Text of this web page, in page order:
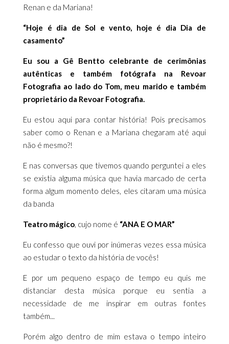
Renan e da Mariana!
“Hoje é dia de Sol e vento, hoje é dia Dia de
casamento”
Eu sou a Gê Bentto celebrante de cerimônias
autênticas e também fotógrafa na Revoar
Fotografia ao lado do Tom, meu marido e também
proprietário da Revoar Fotografia.
Eu estou aqui para contar história! Pois precisamos
saber como o Renan e a Mariana chegaram até aqui
não é mesmo?!
E nas conversas que tivemos quando perguntei a eles
se existia alguma música que havia marcado de certa
forma algum momento deles, eles citaram uma música
da banda
Teatro mágico, cujo nome é “ANA E O MAR”
Eu confesso que ouvi por inúmeras vezes essa música
ao estudar o texto da história de vocês!
E por um pequeno espaço de tempo eu quis me
distanciar desta música porque eu sentia a
necessidade de me inspirar em outras fontes
também...
Porém algo dentro de mim estava o tempo inteiro